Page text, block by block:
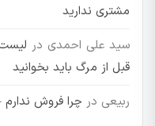
مشتری ندارید
سید علی احمدی در
قبل از مرگ باید بخوانید
ربیعی در چرا فروش ندارم – 7 دلیل اصلی که مشتری